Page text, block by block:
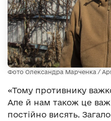
Фото Олександра Марченка /
«Тому противнику
Але й нам також це
постійно висять.